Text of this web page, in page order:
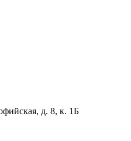
д. 8, к. 1Б